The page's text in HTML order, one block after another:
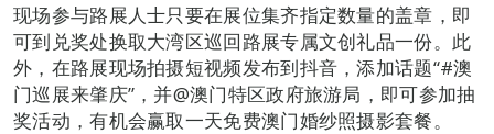
现场参与路展人士只要在展位集齐指定数量的盖章，即
可到兑奖处换取大湾区巡回路展专属文创礼品一份。此
外，在路展现场拍摄短视频发布到抖音，添加话题“#澳
门巡展来肇庆”，并@澳门特区政府旅游局，即可参加抽
奖活动，有机会赢取一天免费澳门婚纱照摄影套餐。